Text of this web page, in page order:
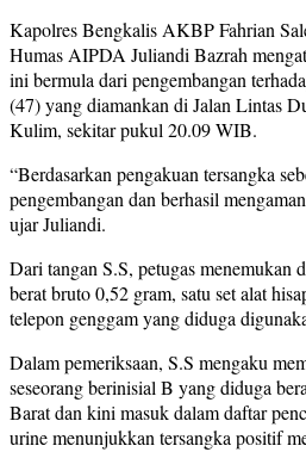
Kapolres Bengkalis AKBP Fahrian
Humas AIPDA Juliandi Bazrah
ini bermula dari pengembangan
(47) yang diamankan di Jalan Lintas
Kulim, sekitar pukul 20.09 WIB.
“Berdasarkan pengakuan tersangka
pengembangan dan berhasil
ujar Juliandi.
Dari tangan S.S, petugas menemukan
berat bruto 0,52 gram, satu set alat
telepon genggam yang diduga
Dalam pemeriksaan, S.S mengaku
seseorang berinisial B yang diduga
Barat dan kini masuk dalam daftar
urine menunjukkan tersangka positif